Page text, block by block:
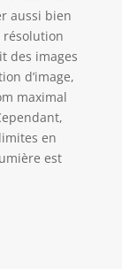
aussi bien
résolution
des images
d’image,
maximal
en
est